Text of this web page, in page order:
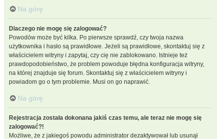
Na górę
Dlaczego nie mogę się zalogować?
Powodów może być kilka. Po pierwsze sprawdź, czy twoja nazwa
użytkownika i hasło są prawidłowe. Jeżeli są prawidłowe, skontaktuj się z
właścicielem witryny i zapytaj, czy cię nie zablokowano. Istnieje też
prawdopodobieństwo, że problem powoduje błędna konfiguracja witryny,
na której znajduje się forum. Skontaktuj się z właścicielem witryny i
powiadom go o tym problemie. Musi on go naprawić.
Na górę
Rejestracja została dokonana jakiś czas temu, ale teraz nie mogę się
zalogować?!
Możliwe, że z jakiegoś powodu administrator dezaktywował lub usunął